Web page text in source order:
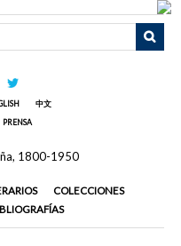
中文
PRENSA
COLECCIONES